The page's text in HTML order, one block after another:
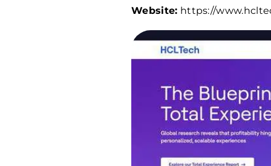
Website: https://